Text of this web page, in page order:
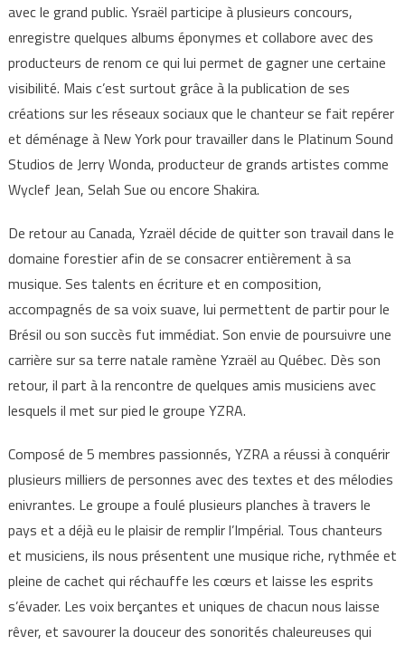
avec le grand public. Ysraël participe à plusieurs concours,
enregistre quelques albums éponymes et collabore avec des
producteurs de renom ce qui lui permet de gagner une certaine
visibilité. Mais c’est surtout grâce à la publication de ses
créations sur les réseaux sociaux que le chanteur se fait repérer
et déménage à New York pour travailler dans le Platinum Sound
Studios de Jerry Wonda, producteur de grands artistes comme
Wyclef Jean, Selah Sue ou encore Shakira.
De retour au Canada, Yzraël décide de quitter son travail dans le
domaine forestier afin de se consacrer entièrement à sa
musique. Ses talents en écriture et en composition,
accompagnés de sa voix suave, lui permettent de partir pour le
Brésil ou son succès fut immédiat. Son envie de poursuivre une
carrière sur sa terre natale ramène Yzraël au Québec. Dès son
retour, il part à la rencontre de quelques amis musiciens avec
lesquels il met sur pied le groupe YZRA.
Composé de 5 membres passionnés, YZRA a réussi à conquérir
plusieurs milliers de personnes avec des textes et des mélodies
enivrantes. Le groupe a foulé plusieurs planches à travers le
pays et a déjà eu le plaisir de remplir l’Impérial. Tous chanteurs
et musiciens, ils nous présentent une musique riche, rythmée et
pleine de cachet qui réchauffe les cœurs et laisse les esprits
s’évader. Les voix berçantes et uniques de chacun nous laisse
rêver, et savourer la douceur des sonorités chaleureuses qui